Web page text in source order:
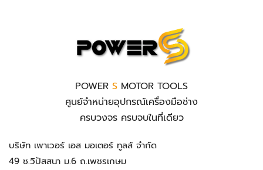
POWER S MOTOR TOOLS
ศูนย์จำหน่ายอุปกรณ์เครื่องมือช่าง
ครบวงจร ครบจบในที่เดียว
บริษัท เพาเวอร์ เอส มอเตอร์ ทูลส์ จำกัด
49 ซ.วิปัสสนา ม.6 ถ.เพชรเกษม